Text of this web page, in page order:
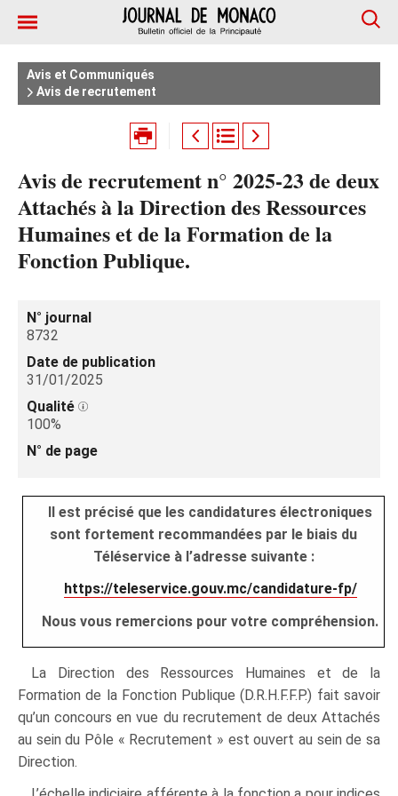
Avis et Communiqués
Avis de recrutement
Avis de recrutement n° 2025-23 de deux
Attachés à la Direction des Ressources
Humaines et de la Formation de la
Fonction Publique.
N° journal
8732
Date de publication
31/01/2025
Qualité
100%
N° de page
Il est précisé que les candidatures électroniques
sont fortement recommandées par le biais du
Téléservice à l’adresse suivante :
https://teleservice.gouv.mc/candidature-fp/
Nous vous remercions pour votre compréhension.
La Direction des Ressources Humaines et de la
Formation de la Fonction Publique (D.R.H.F.F.P.) fait savoir
qu’un concours en vue du recrutement de deux Attachés
au sein du Pôle « Recrutement » est ouvert au sein de sa
Direction.